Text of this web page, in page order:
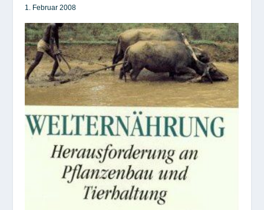
1. Februar 2008